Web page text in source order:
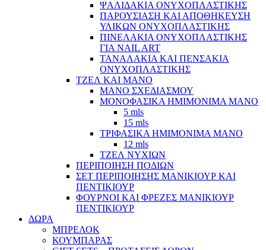
ΨΑΛΙΔΑΚΙΑ ΟΝΥΧΟΠΛΑΣΤΙΚΗΣ
ΠΑΡΟΥΣΙΑΣΗ ΚΑΙ ΑΠΟΘΗΚΕΥΣΗ
ΥΛΙΚΩΝ ΟΝΥΧΟΠΛΑΣΤΙΚΗΣ
ΠΙΝΕΛΑΚΙΑ ΟΝΥΧΟΠΛΑΣΤΙΚΗΣ
ΓΙΑ NAIL ART
ΤΑΝΑΛΑΚΙΑ ΚΑΙ ΠΕΝΣΑΚΙΑ
ΟΝΥΧΟΠΛΑΣΤΙΚΗΣ
ΤΖΕΛ ΚΑΙ ΜΑΝΟ
ΜΑΝΟ ΣΧΕΔΙΑΣΜΟΥ
ΜΟΝΟΦΑΣΙΚΑ ΗΜΙΜΟΝΙΜΑ ΜΑΝΟ
5 mls
15 mls
ΤΡΙΦΑΣΙΚΑ ΗΜΙΜΟΝΙΜΑ ΜΑΝΟ
12 mls
ΤΖΕΛ ΝΥΧΙΩΝ
ΠΕΡΙΠΟΙΗΣΗ ΠΟΔΙΩΝ
ΣΕΤ ΠΕΡΙΠΟΙΗΣΗΣ ΜΑΝΙΚΙΟΥΡ ΚΑΙ
ΠΕΝΤΙΚΙΟΥΡ
ΦΟΥΡΝΟΙ ΚΑΙ ΦΡΕΖΕΣ ΜΑΝΙΚΙΟΥΡ
ΠΕΝΤΙΚΙΟΥΡ
ΔΩΡΑ
ΜΠΡΕΛΟΚ
ΚΟΥΜΠΑΡΑΣ